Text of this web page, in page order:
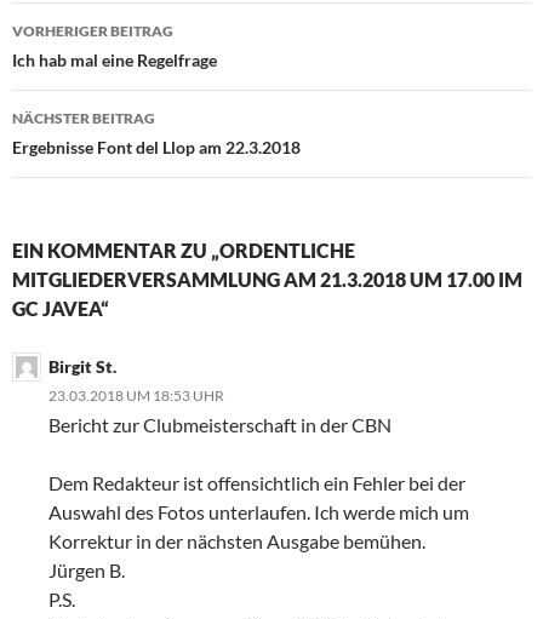
Beitragsnavigation
VORHERIGER BEITRAG
Ich hab mal eine Regelfrage
NÄCHSTER BEITRAG
Ergebnisse Font del Llop am 22.3.2018
EIN KOMMENTAR ZU „ORDENTLICHE
MITGLIEDERVERSAMMLUNG AM 21.3.2018 UM 17.00 IM
GC JAVEA“
Birgit St.
23.03.2018 UM 18:53 UHR
Bericht zur Clubmeisterschaft in der CBN
Dem Redakteur ist offensichtlich ein Fehler bei der
Auswahl des Fotos unterlaufen. Ich werde mich um
Korrektur in der nächsten Ausgabe bemühen.
Jürgen B.
P.S.